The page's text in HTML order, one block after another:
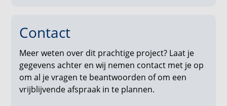
staat gepland voor 4e kwartaal 2026
Highlights Spectrum:
20 verdiepingen
94 tweekamerappartementen
76 driekamerappartementen
Contact
Meer weten over dit prachtige project? Laat je
gegevens achter en wij nemen contact met je op
om al je vragen te beantwoorden of om een
vrijblijvende afspraak in te plannen.